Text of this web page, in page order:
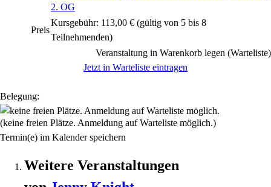
2. OG
Preis
Kursgebühr: 113,00 € (gültig von 5 bis 8
Teilnehmenden)
Veranstaltung in Warenkorb legen (Warteliste)
Jetzt in Warteliste eintragen
Belegung:
(keine freien Plätze. Anmeldung auf Warteliste möglich.)
Termin(e) im Kalender speichern
Weitere Veranstaltungen